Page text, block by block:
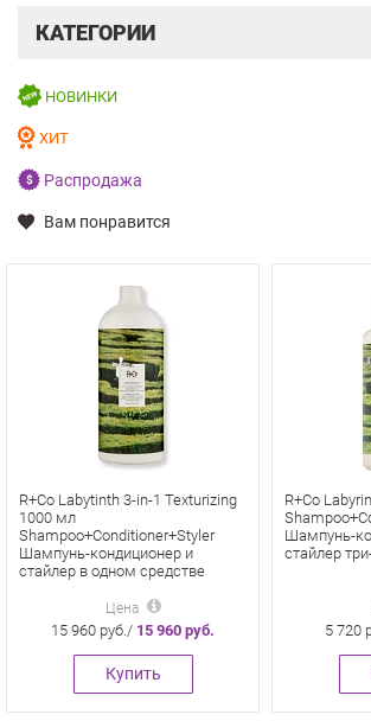
КАТЕГОРИИ
НОВИНКИ
ХИТ
Распродажа
Вам понравится
R+Co Labytinth 3-in-1 Texturizing
1000 мл
Shampoo+Conditioner+Styler
Шампунь-кондиционер и
стайлер в одном средстве
Цена
15 960 руб./ 15 960 руб.
Купить
R+Co
Шампунь-
стайлер
5 720